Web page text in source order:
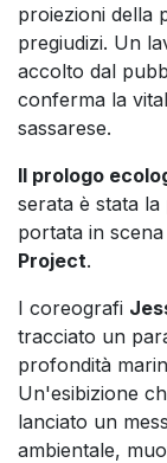
proiezioni della
pregiudizi. Un
accolto dal
conferma la
sassarese.
Il prologo
serata è stata
portata in
Project.
I coreografi
tracciato un
profondità
Un'esibizione
lanciato un
ambientale,